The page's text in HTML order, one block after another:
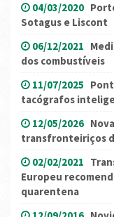
04/03/2020
Sotagus e Liscont
06/12/2021
dos combustíveis
11/07/2025
tacógrafos
12/05/2026
transfronteiriços
02/02/2021
Europeu
quarentena